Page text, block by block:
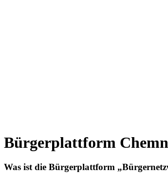
Bürgerplattform
Was ist die Bürgerplattform